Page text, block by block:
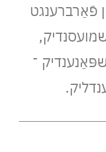
פֿאַרברענגט
־